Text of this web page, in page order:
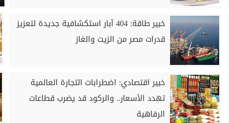
خبير طاقة: 404 آبار استكشافية جديدة لتعزيز
قدرات مصر من الزيت والغاز
خبير اقتصادي: اضطرابات التجارة العالمية
تهدد الأسعار.. والركود قد يضرب قطاعات
الرفاهية